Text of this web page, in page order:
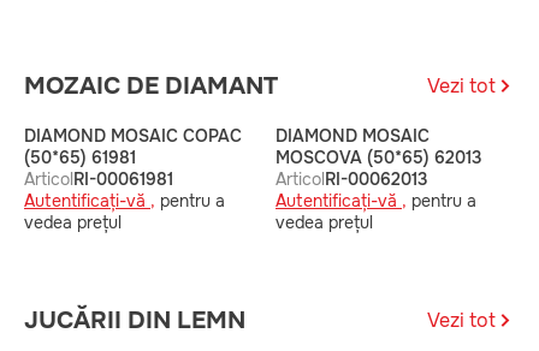
MOZAIC DE DIAMANT Vezi tot
DIAMOND MOSAIC COPAC
(50*65) 61981
ArticolRI-00061981
Autentificați-vă , pentru a
vedea prețul
DIAMOND MOSAIC
MOSCOVA (50*65) 62013
ArticolRI-00062013
Autentificați-vă , pentru a
vedea prețul
JUCĂRII DIN LEMN Vezi tot